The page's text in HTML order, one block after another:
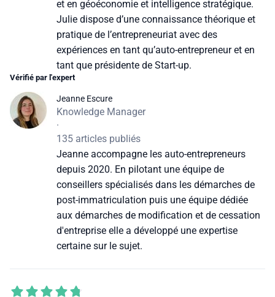
et en géoéconomie et intelligence stratégique.
Julie dispose d’une connaissance théorique et
pratique de l’entrepreneuriat avec des
expériences en tant qu’auto-entrepreneur et en
tant que présidente de Start-up.
Vérifié par l'expert
Jeanne Escure
Knowledge Manager
·
135 articles publiés
Jeanne accompagne les auto-entrepreneurs
depuis 2020. En pilotant une équipe de
conseillers spécialisés dans les démarches de
post-immatriculation puis une équipe dédiée
aux démarches de modification et de cessation
d'entreprise elle a développé une expertise
certaine sur le sujet.